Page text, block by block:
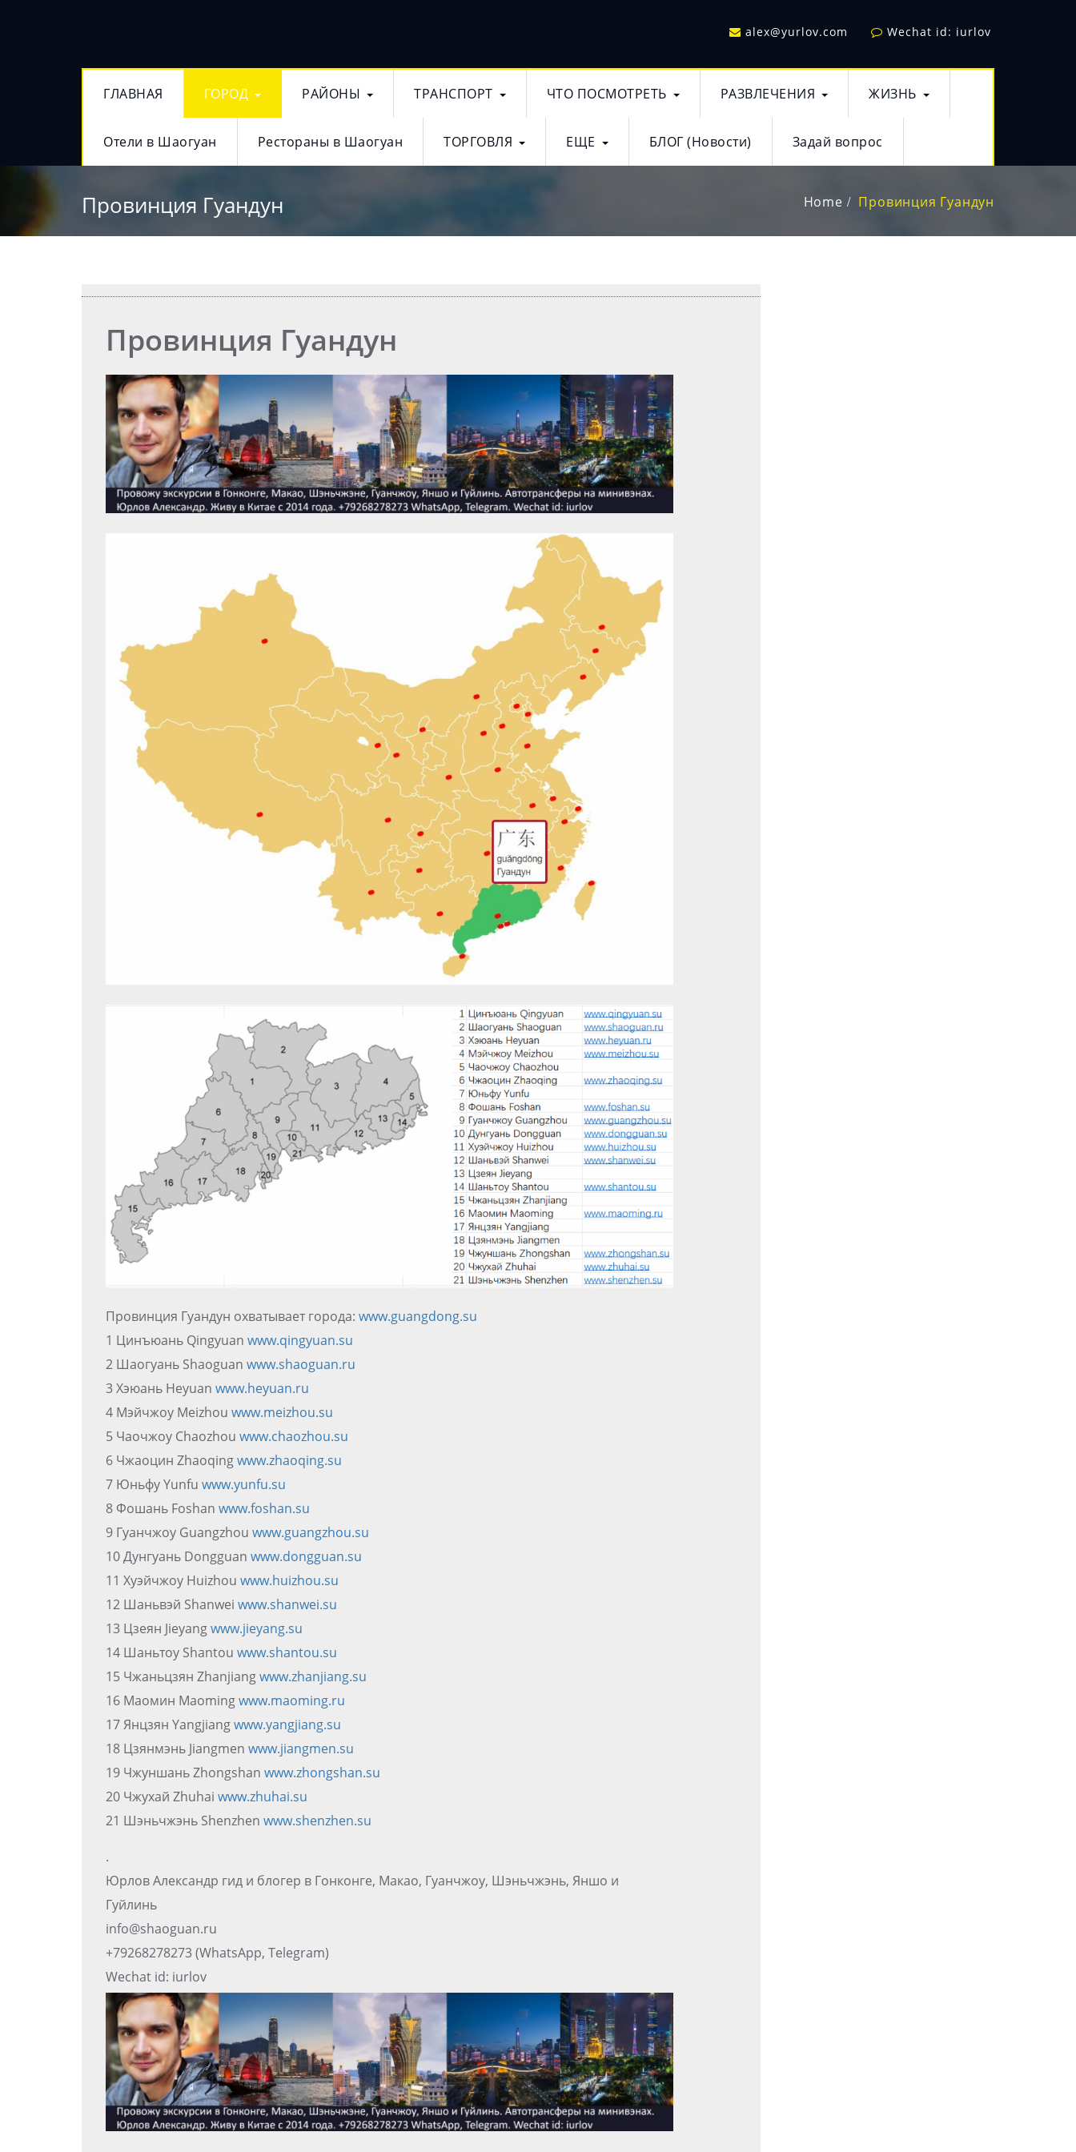
alex@yurlov.com Wechat id: iurlov
ГЛАВНАЯ ГОРОД РАЙОНЫ ТРАНСПОРТ ЧТО ПОСМОТРЕТЬ РАЗВЛЕЧЕНИЯ ЖИЗНЬ
Отели в Шаогуан Рестораны в Шаогуан ТОРГОВЛЯ ЕЩЕ БЛОГ (Новости) Задай вопрос
Провинция Гуандун Home Провинция Гуандун
Провинция Гуандун
Провинция Гуандун охватывает города: www.guangdong.su
1 Цинъюань Qingyuan www.qingyuan.su
2 Шаогуань Shaoguan www.shaoguan.ru
3 Хэюань Heyuan www.heyuan.ru
4 Мэйчжоу Meizhou www.meizhou.su
5 Чаочжоу Chaozhou www.chaozhou.su
6 Чжаоцин Zhaoqingwww.zhaoqing.su
7 Юньфу Yunfu www.yunfu.su
8 Фошань Foshan www.foshan.su
9 Гуанчжоу Guangzhou www.guangzhou.su
10 Дунгуань Dongguan www.dongguan.su
11 Хуэйчжоу Huizhou www.huizhou.su
12 Шаньвэй Shanwei www.shanwei.su
13 Цзеян Jieyangwww.jieyang.su
14 Шаньтоу Shantou www.shantou.su
15 Чжаньцзян Zhanjiangwww.zhanjiang.su
16 Маомин Maomingwww.maoming.ru
17 Янцзян Yangjiangwww.yangjiang.su
18 Цзянмэнь Jiangmen www.jiangmen.su
19 Чжуншань Zhongshan www.zhongshan.su
20 Чжухай Zhuhai www.zhuhai.su
21 Шэньчжэнь Shenzhen www.shenzhen.su
.
Юрлов Александр гид и блогер в Гонконге, Макао, Гуанчжоу, Шэньчжэнь, Яншо и
Гуйлинь
info@shaoguan.ru
+79268278273 (WhatsApp, Telegram)
Wechat id: iurlov